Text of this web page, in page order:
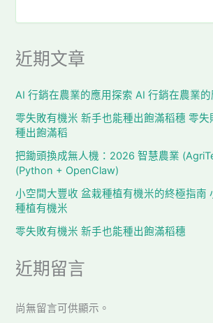
近期文章
AI 行銷在農業的應用探索 AI 行銷在農業
零失敗有機米 新手也能種出飽滿稻穗 零
種出飽滿稻
把鋤頭換成無人機：2026 智慧農業
(Python + OpenClaw)
小空間大豐收 盆栽種植有機米的終極指南
種植有機米
零失敗有機米 新手也能種出飽滿稻穗
近期留言
尚無留言可供顯示。